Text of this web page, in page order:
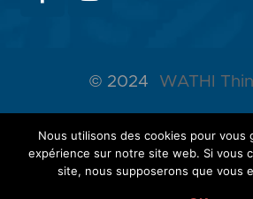
© 2024 WATHI
ABOUT WATHI
Nous utilisons des cookies pour vous
expérience sur notre site web. Si vous
site, nous supposerons que vous